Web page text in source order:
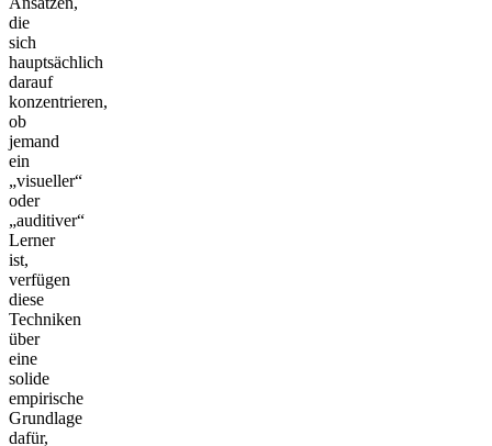
die
sich
hauptsächlich
darauf
konzentrieren,
ob
jemand
ein
„visueller“
oder
„auditiver“
Lerner
ist,
verfügen
diese
Techniken
über
eine
solide
empirische
Grundlage
dafür,